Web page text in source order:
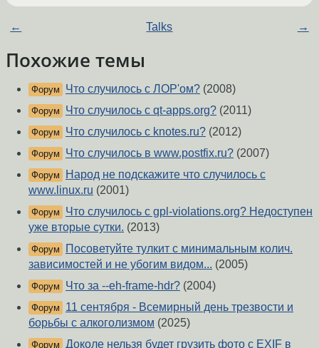
← Talks →
Похожие темы
Форум Что случилось с ЛОР'ом? (2008)
Форум Что случилось с qt-apps.org? (2011)
Форум Что случилось с knotes.ru? (2012)
Форум Что случилось в www.postfix.ru? (2007)
Форум
Народ не подскажите что случилось c
www.linux.ru (2001)
Форум
Что случилось с gpl-violations.org? Недоступен
уже вторые сутки. (2013)
Форум
Посоветуйте тулкит с минимальным колич.
зависимостей и не убогим видом... (2005)
Форум Что за --eh-frame-hdr? (2004)
Форум
11 сентября - Всемирный день трезвости и
борьбы с алкоголизмом (2025)
Форум Доколе нельзя будет грузить фото с EXIF в